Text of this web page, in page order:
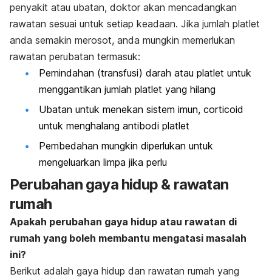
penyakit atau ubatan, doktor akan mencadangkan
rawatan sesuai untuk setiap keadaan. Jika jumlah platlet
anda semakin merosot, anda mungkin memerlukan
rawatan perubatan termasuk:
Pemindahan (transfusi) darah atau platlet untuk
menggantikan jumlah platlet yang hilang
Ubatan untuk menekan sistem imun, corticoid
untuk menghalang antibodi platlet
Pembedahan mungkin diperlukan untuk
mengeluarkan limpa jika perlu
Perubahan gaya hidup & rawatan
rumah
Apakah perubahan gaya hidup atau rawatan di
rumah yang boleh membantu mengatasi masalah
ini?
Berikut adalah gaya hidup dan rawatan rumah yang